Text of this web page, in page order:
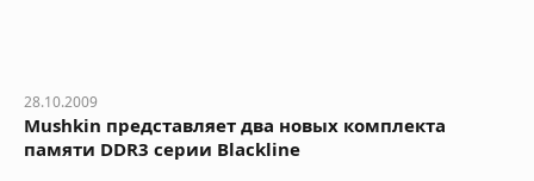
28.10.2009
Mushkin представляет два новых комплекта
памяти DDR3 серии Blackline